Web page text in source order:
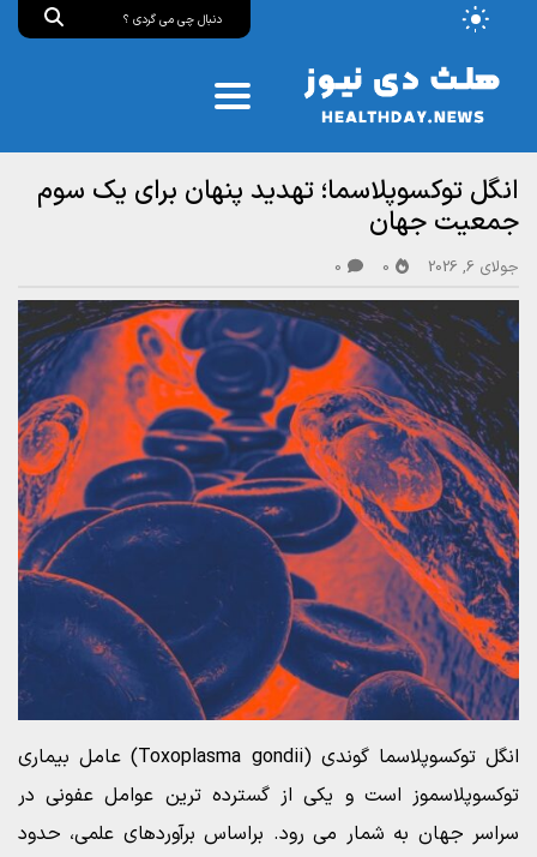
انگل توکسوپلاسما؛ تهدید پنهان برای یک سوم
جمعیت جهان
جولای 6, 2026 0
0
انگل توکسوپلاسما گوندی (Toxoplasma gondii) عامل بیماری
توکسوپلاسموز است و یکی از گسترده ترین عوامل عفونی در
سراسر جهان به شمار می رود. براساس برآوردهای علمی، حدود